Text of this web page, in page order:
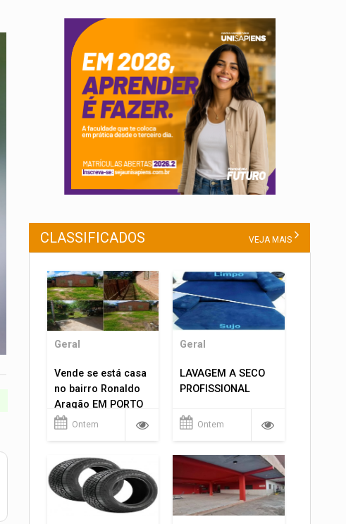
CLASSIFICADOS VEJA MAIS
Geral
Vende se está casa
no bairro Ronaldo
Aragão EM PORTO
VELHO RO.
Ontem
Geral
LAVAGEM A SECO
PROFISSIONAL
Ontem